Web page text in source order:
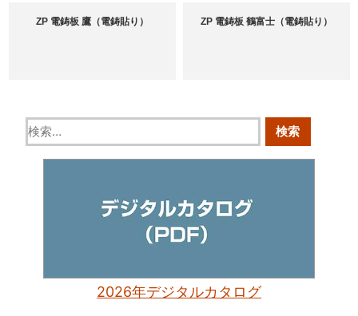
ZP 電鋳板 鷹（電鋳貼り） ZP 電鋳板 鶴富士（電鋳貼り）
2026年デジタルカタログ